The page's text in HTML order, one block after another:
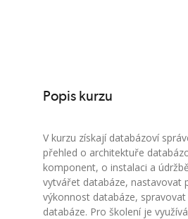
Popis kurzu
V kurzu získají databázoví
přehled o architektuře
komponent, o instalaci a
vytvářet databáze, nastavovat
výkonnost databáze,
databáze. Pro školení je